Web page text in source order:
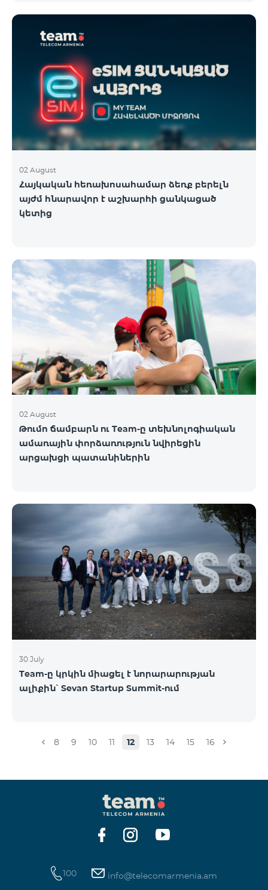
02 August
Հայկական հեռախոսահամար ձեռք բերելն
այժմ հնարավոր է աշխարհի ցանկացած
կետից
02 August
Թումո ճամբարն ու Team-ը տեխնոլոգիական
ամառային փորձառություն նվիրեցին
արցախցի պատանիներին
30 July
Team-ը կրկին միացել է նորարարության
ալիքին՝ Sevan Startup Summit-ում
8 9 10 11 12 13 14 15 16
100 info@telecomarmenia.am